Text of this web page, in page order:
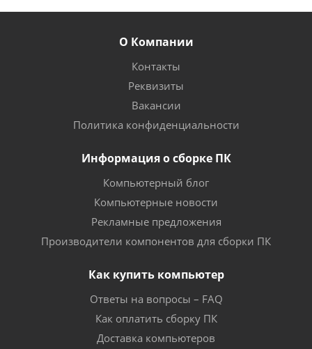
О Компании
Контакты
Реквизиты
Вакансии
Политика конфиденциальности
Информация о сборке ПК
Компьютерный блог
Компьютерные новости
Рекламные предложения
Производители компонентов для сборки ПК
Как купить компьютер
Ответы на вопросы – FAQ
Как оплатить сборку ПК
Доставка компьютеров